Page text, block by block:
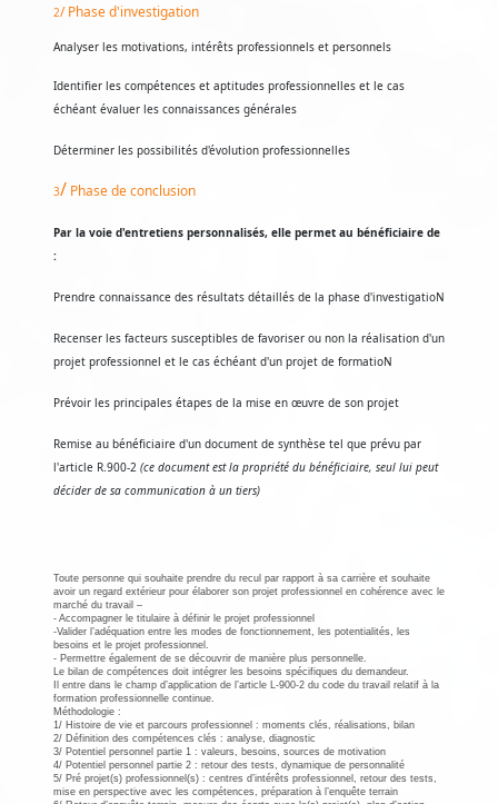
2/Phase d'investigation
Analyser les motivations, intérêts professionnels et personnels
Identifier les compétences et aptitudes professionnelles et le cas
échéant évaluer les connaissances générales
Déterminer les possibilités d'évolution professionnelles
3/ Phase de conclusion
Par la voie d'entretiens personnalisés, elle permet au bénéficiaire de
:
Prendre connaissance des résultats détaillés de la phase d'investigatioN
Recenser les facteurs susceptibles de favoriser ou non la réalisation d'un
projet professionnel et le cas échéant d'un projet de formatioN
Prévoir les principales étapes de la mise en œuvre de son projet
Remise au bénéficiaire d'un document de synthèse tel que prévu par
l'article R.900-2 (ce document est la propriété du bénéficiaire, seul lui peut
décider de sa communication à un tiers)
Toute personne qui souhaite prendre du recul par rapport à sa carrière et souhaite
avoir un regard extérieur pour élaborer son projet professionnel en cohérence avec le
marché du travail –
- Accompagner le titulaire à définir le projet professionnel
-Valider l’adéquation entre les modes de fonctionnement, les potentialités, les
besoins et le projet professionnel.
- Permettre également de se découvrir de manière plus personnelle.
Le bilan de compétences doit intégrer les besoins spécifiques du demandeur.
Il entre dans le champ d’application de l’article L-900-2 du code du travail relatif à la
formation professionnelle continue.
Méthodologie :
1/ Histoire de vie et parcours professionnel : moments clés, réalisations, bilan
2/ Définition des compétences clés : analyse, diagnostic
3/ Potentiel personnel partie 1 : valeurs, besoins, sources de motivation
4/ Potentiel personnel partie 2 : retour des tests, dynamique de personnalité
5/ Pré projet(s) professionnel(s) : centres d’intérêts professionnel, retour des tests,
mise en perspective avec les compétences, préparation à l’enquête terrain